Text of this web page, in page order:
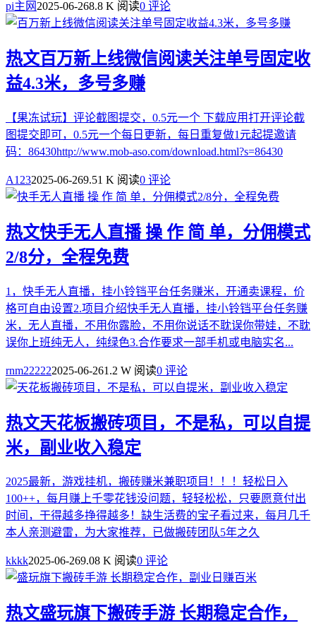
pi主网 2025-06-268.8 K 阅读0 评论
热文百万新上线微信阅读关注单号固定收
益4.3米，多号多赚
【果冻试玩】评论截图提交，0.5元一个 下载应用打开评论截
图提交即可，0.5元一个每日更新，每日重复做1元起提邀请
码：86430http://www.mob-aso.com/download.html?s=86430
A1232025-06-269.51 K 阅读0 评论
热文快手无人直播 操 作 简 单，分佣模式
2/8分，全程免费
1，快手无人直播，挂小铃铛平台任务赚米，开通卖课程，价
格可自由设置2.项目介绍快手无人直播，挂小铃铛平台任务赚
米，无人直播，不用你露脸，不用你说话不耽误你带娃，不耽
误你上班纯无人，纯绿色3.合作要求一部手机或电脑实名...
rnm222222025-06-261.2 W 阅读0 评论
热文天花板搬砖项目，不是私，可以自提
米，副业收入稳定
2025最新，游戏挂机，搬砖赚米兼职项目！！！轻松日入
100++，每月赚上千零花钱没问题，轻轻松松，只要愿意付出
时间，干得越多挣得越多！缺生活费的宝子看过来，每月几千
本人亲测避雷，为大家推荐，已做搬砖团队5年之久
kkkk2025-06-269.08 K 阅读0 评论
热文盛玩旗下搬砖手游 长期稳定合作，